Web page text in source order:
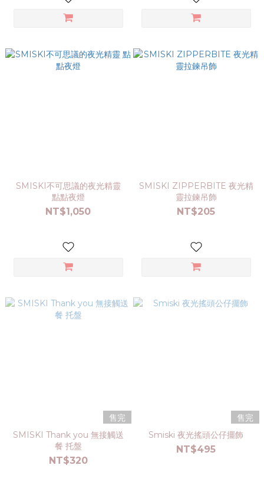
SMISKI不可思議的夜光精靈
點點夜燈
NT$1,050
SMISKI ZIPPERBITE 夜光精
靈拉鍊吊飾
NT$205
售完
SMISKI Thank you 無接觸送
餐 托盤
NT$320
售完
Smiski 夜光搖頭公仔擺飾
NT$495